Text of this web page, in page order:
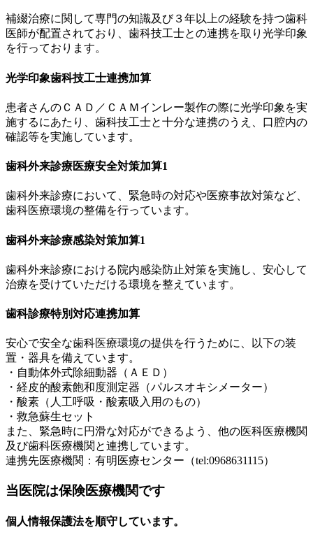
補綴治療に関して専門の知識及び３年以上の経験を持つ歯科
医師が配置されており、歯科技工士との連携を取り光学印象
を行っております。
光学印象歯科技工士連携加算
患者さんのＣＡＤ／ＣＡＭインレー製作の際に光学印象を実
施するにあたり、歯科技工士と十分な連携のうえ、口腔内の
確認等を実施しています。
歯科外来診療医療安全対策加算1
歯科外来診療において、緊急時の対応や医療事故対策など、
歯科医療環境の整備を行っています。
歯科外来診療感染対策加算1
歯科外来診療における院内感染防止対策を実施し、安心して
治療を受けていただける環境を整えています。
歯科診療特別対応連携加算
安心で安全な歯科医療環境の提供を行うために、以下の装
置・器具を備えています。
・自動体外式除細動器（ＡＥＤ）
・経皮的酸素飽和度測定器（パルスオキシメーター）
・酸素（人工呼吸・酸素吸入用のもの）
・救急蘇生セット
また、緊急時に円滑な対応ができるよう、他の医科医療機関
及び歯科医療機関と連携しています。
連携先医療機関：有明医療センター（tel:0968631115）
当医院は保険医療機関です
個人情報保護法を順守しています。